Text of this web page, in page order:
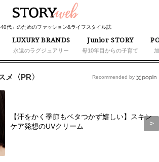
40代」のためのファッション&ライフスタイル誌
LUXURY BRANDS
永遠のラグジュアリー
Junior STORY
母10年目からの子育て
メ〈PR〉
【汗をかく季節もベタつかず嬉しい】スキン
ケア発想のUVクリーム
Recommended by